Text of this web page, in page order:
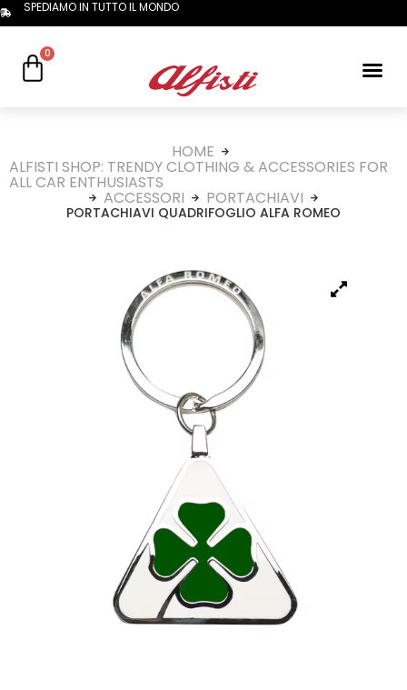
SPEDIAMO IN TUTTO IL MONDO
0
HOME
ALFISTI SHOP: TRENDY CLOTHING & ACCESSORIES FOR
ALL CAR ENTHUSIASTS
ACCESSORI PORTACHIAVI
PORTACHIAVI QUADRIFOGLIO ALFA ROMEO